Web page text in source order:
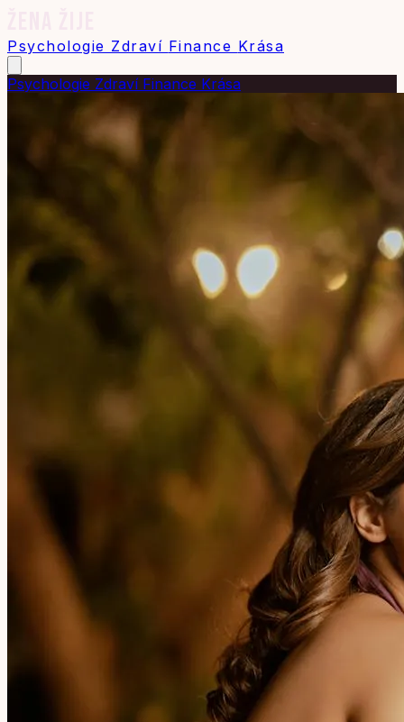
Psychologie Zdraví Finance Krása
Psychologie Zdraví Finance Krása